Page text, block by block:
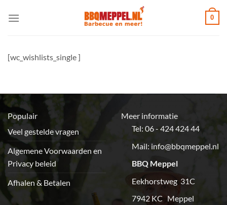
naar
0
[wc_wishlists_single ]
Populair
Veel gestelde vragen
Algemene Voorwaarden en
Privacy beleid
Afhalen & Betalen
Meer informatie
Tel: 06 - 424 424 44
Mail: info@bbqmeppel.nl
BBQ Meppel
Eekhorstweg 31C
7942 KC Meppel